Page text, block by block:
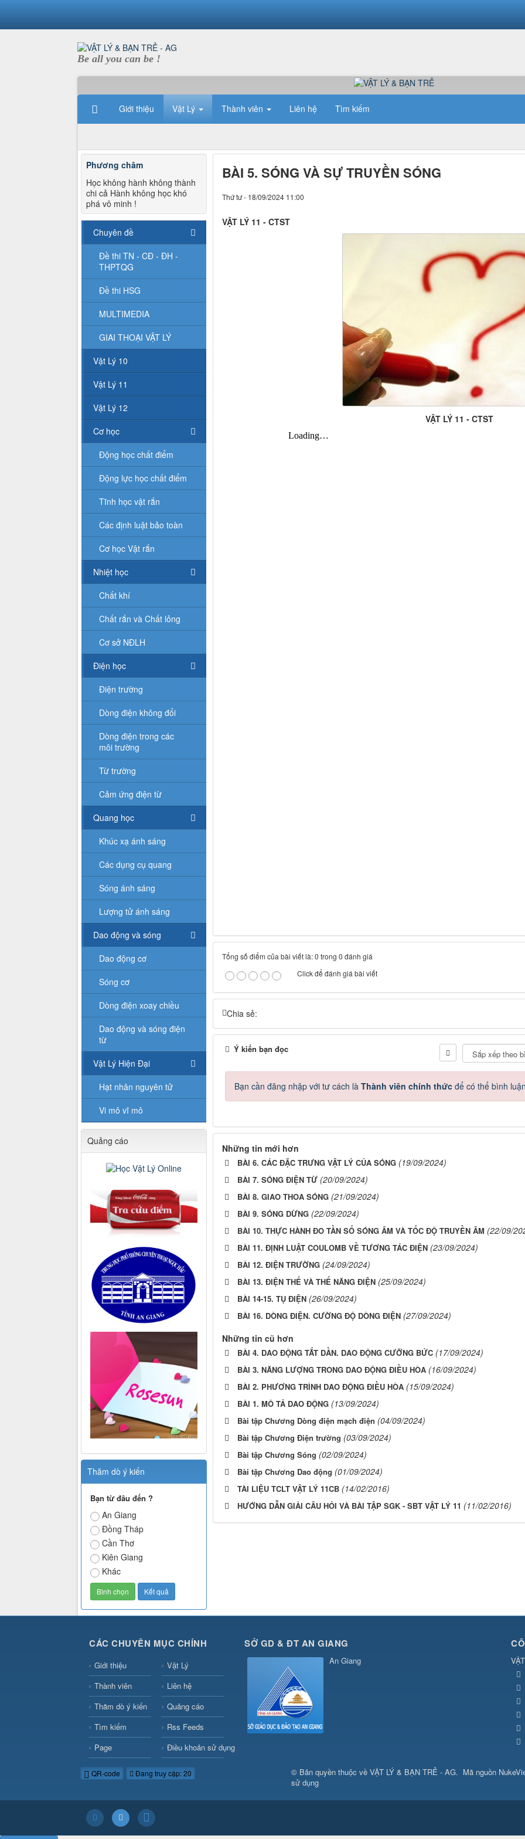
Be all you can be !
Giới thiệu Vật Lý Thành viên Liên hệ Tìm kiếm
BÀI 5. SÓNG VÀ SỰ TRUYỀN SÓNG
Thứ tư - 18/09/2024 11:00
VẬT LÝ 11 - CTST
VẬT LÝ 11 - CTST
Tổng số điểm của bài viết là: 0 trong 0 đánh giá
Click để đánh giá bài viết
Chia sẻ:
Ý kiến bạn đọc
Bạn cần đăng nhập với tư cách là Thành viên chính thứcđể có thể bình luận
Những tin mới hơn
BÀI 6. CÁC ĐẶC TRƯNG VẬT LÝ CỦA SÓNG (19/09/2024)
BÀI 7. SÓNG ĐIỆN TỪ (20/09/2024)
BÀI 8. GIAO THOA SÓNG (21/09/2024)
BÀI 9. SÓNG DỪNG (22/09/2024)
BÀI 10. THỰC HÀNH ĐO TẦN SỐ SÓNG ÂM VÀ TỐC ĐỘ TRUYỀN ÂM (22/09/
BÀI 11. ĐỊNH LUẬT COULOMB VỀ TƯƠNG TÁC ĐIỆN (23/09/2024)
BÀI 12. ĐIỆN TRƯỜNG (24/09/2024)
BÀI 13. ĐIỆN THẾ VÀ THẾ NĂNG ĐIỆN (25/09/2024)
BÀI 14-15. TỤ ĐIỆN (26/09/2024)
BÀI 16. DÒNG ĐIỆN. CƯỜNG ĐỘ DÒNG ĐIỆN (27/09/2024)
Những tin cũ hơn
BÀI 4. DAO ĐỘNG TẮT DẦN. DAO ĐỘNG CƯỠNG BỨC (17/09/2024)
BÀI 3. NĂNG LƯỢNG TRONG DAO ĐỘNG ĐIỀU HÒA (16/09/2024)
BÀI 2. PHƯƠNG TRÌNH DAO ĐỘNG ĐIỀU HÒA (15/09/2024)
BÀI 1. MÔ TẢ DAO ĐỘNG (13/09/2024)
Bài tập Chương Dòng điện mạch điện (04/09/2024)
Bài tập Chương Điện trường (03/09/2024)
Bài tập Chương Sóng (02/09/2024)
Bài tập Chương Dao động (01/09/2024)
TÀI LIỆU TCLT VẬT LÝ 11CB (14/02/2016)
HƯỚNG DẪN GIẢI CÂU HỎI VÀ BÀI TẬP SGK - SBT VẬT LÝ 11 (11/02/2016)
Phương châm
Học không hành không thành
chi cả Hành không học khó
phá vô minh !
Chuyên đề
Đề thi TN - CĐ - ĐH -
THPTQG
Đề thi HSG
MULTIMEDIA
GIAI THOẠI VẬT LÝ
Vật Lý 10
Vật Lý 11
Vật Lý 12
Cơ học
Động học chất điểm
Động lực học chất điểm
Tĩnh học vật rắn
Các định luật bảo toàn
Cơ học Vật rắn
Nhiệt học
Chất khí
Chất rắn và Chất lỏng
Cơ sở NĐLH
Điện học
Điện trường
Dòng điện không đổi
Dòng điện trong các
môi trường
Từ trường
Cảm ứng điện từ
Quang học
Khúc xạ ánh sáng
Các dụng cụ quang
Sóng ánh sáng
Lượng tử ánh sáng
Dao động và sóng
Dao động cơ
Sóng cơ
Dòng điện xoay chiều
Dao động và sóng điện
từ
Vật Lý Hiện Đại
Hạt nhân nguyên tử
Vi mô vĩ mô
Quảng cáo
Thăm dò ý kiến
Bạn từ đâu đến ?
An Giang
Đồng Tháp
Cần Thơ
Kiên Giang
Khác
CÁC CHUYÊN MỤC CHÍNH
Giới thiệu
Vật Lý
Thành viên
Liên hệ
Thăm dò ý kiến
Quảng cáo
Tìm kiếm
Rss Feeds
Page
Điều khoản sử dụng
SỞ GD & ĐT AN GIANG
An Giang
QR-code Đang truy cập: 20 © Bản quyền thuộc về VẬT LÝ & BẠN TRẺ - AG. Mã nguồn
sử dụng